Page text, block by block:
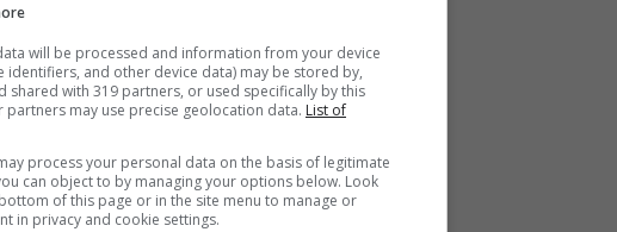
will be processed and information from your device
identifiers, and other device data) may be stored by,
shared with 319 partners, or used specifically by this
partners may use precise geolocation data. List of
process your personal data on the basis of legitimate
can object to by managing your options below. Look
of this page or in the site menu to manage or
in privacy and cookie settings.